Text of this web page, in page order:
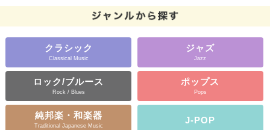
クラシック
Classical Music
ジャズ
Jazz
ロック/ブルース
Rock / Blues
ポップス
Pops
純邦楽・和楽器
Traditional Japanese Music
J-POP